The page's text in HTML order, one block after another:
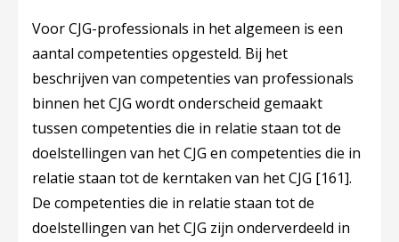
Voor CJG-professionals in het algemeen is een
aantal competenties opgesteld. Bij het
beschrijven van competenties van professionals
binnen het CJG wordt onderscheid gemaakt
tussen competenties die in relatie staan tot de
doelstellingen van het CJG en competenties die in
relatie staan tot de kerntaken van het CJG [161].
De competenties die in relatie staan tot de
doelstellingen van het CJG zijn onderverdeeld in